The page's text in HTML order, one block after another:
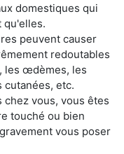
domestiques qui
qu'elles.
peuvent causer
redoutables
les œdèmes, les
cutanées, etc.
vous, vous êtes
touché ou bien
vous poser